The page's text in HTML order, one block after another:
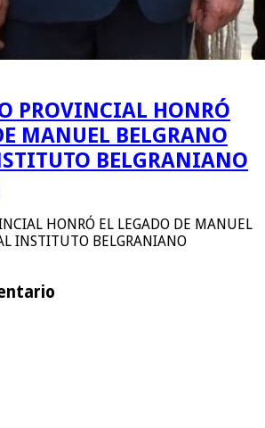
PROVINCIAL HONRÓ
MANUEL BELGRANO
BELGRANIANO
HONRÓ EL LEGADO DE MANUEL
INSTITUTO BELGRANIANO